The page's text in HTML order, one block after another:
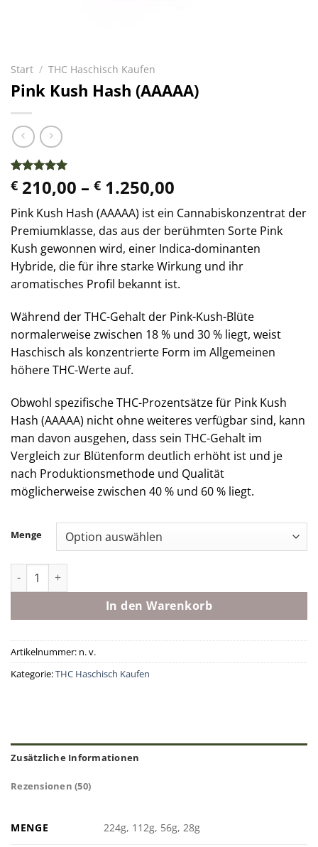
Start / THC Haschisch Kaufen
Pink Kush Hash (AAAAA)
Bewertet
mit5.00
basierend
auf
50
Kundenbewertungen
€ 210,00 – € 1.250,00
€ 210,00
bis
€ 1.250,00
​Pink Kush Hash (AAAAA) ist ein Cannabiskonzentrat der
Premiumklasse, das aus der berühmten Sorte Pink
Kush gewonnen wird, einer Indica-dominanten
Hybride, die für ihre starke Wirkung und ihr
aromatisches Profil bekannt ist.
Während der THC-Gehalt der Pink-Kush-Blüte
normalerweise zwischen 18 % und 30 % liegt, weist
Haschisch als konzentrierte Form im Allgemeinen
höhere THC-Werte auf.
Obwohl spezifische THC-Prozentsätze für Pink Kush
Hash (AAAAA) nicht ohne weiteres verfügbar sind, kann
man davon ausgehen, dass sein THC-Gehalt im
Vergleich zur Blütenform deutlich erhöht ist und je
nach Produktionsmethode und Qualität
möglicherweise zwischen 40 % und 60 % liegt.​
Menge
Pink Kush Hash (AAAAA) Menge
In den Warenkorb
Artikelnummer: n. v.
Kategorie:THC Haschisch Kaufen
Zusätzliche Informationen
Rezensionen (50)
MENGE 224g, 112g, 56g, 28g